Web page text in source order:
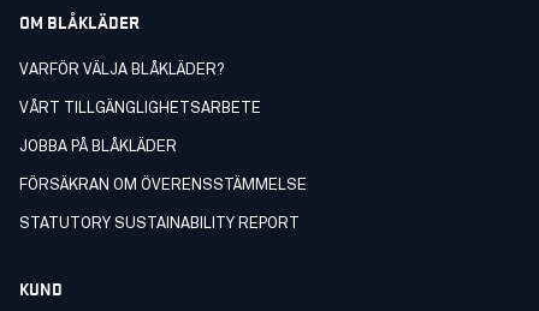
OM BLÅKLÄDER
VARFÖR VÄLJA BLÅKLÄDER?
VÅRT TILLGÄNGLIGHETSARBETE
JOBBA PÅ BLÅKLÄDER
FÖRSÄKRAN OM ÖVERENSSTÄMMELSE
STATUTORY SUSTAINABILITY REPORT
KUND